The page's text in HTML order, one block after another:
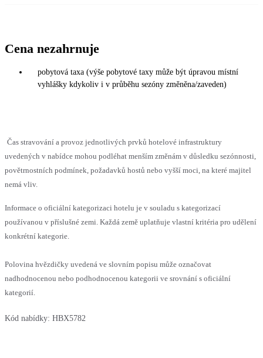
Cena nezahrnuje
pobytová taxa (výše pobytové taxy může být úpravou místní
vyhlášky kdykoliv i v průběhu sezóny změněna/zaveden)
Čas stravování a provoz jednotlivých prvků hotelové infrastruktury
uvedených v nabídce mohou podléhat menším změnám v důsledku sezónnosti,
povětrnostních podmínek, požadavků hostů nebo vyšší moci, na které majitel
nemá vliv.
Informace o oficiální kategorizaci hotelu je v souladu s kategorizací
používanou v příslušné zemi. Každá země uplatňuje vlastní kritéria pro udělení
konkrétní kategorie.
Polovina hvězdičky uvedená ve slovním popisu může označovat
nadhodnocenou nebo podhodnocenou kategorii ve srovnání s oficiální
kategorií.
Kód nabídky: HBX5782